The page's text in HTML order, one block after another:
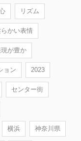
リズム
かい表情
が豊か
ョン 2023
センター街
横浜 神奈川県